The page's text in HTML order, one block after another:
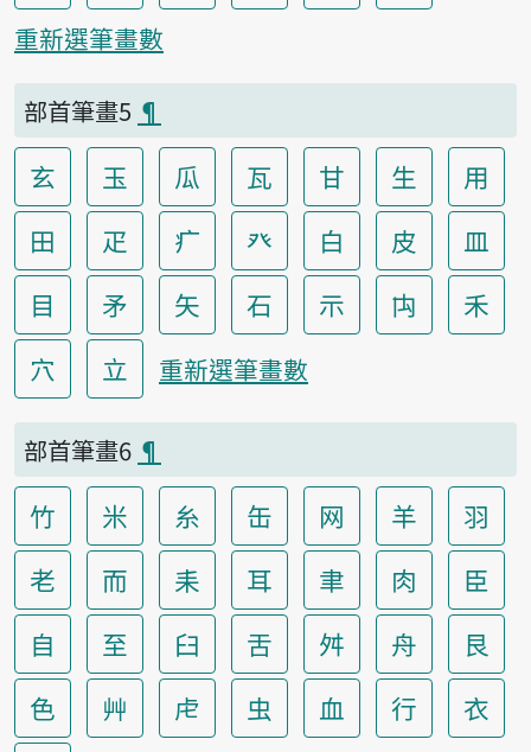
重新選筆畫數
部首筆畫5 ¶
玄 玉 瓜 瓦 甘 生
用
田
疋 疒 癶 白 皮
皿
目
矛 矢 石 示 禸
禾
穴
立 重新選筆畫數
部首筆畫6 ¶
竹 米 糸 缶 网 羊
羽
老
而 耒 耳 聿 肉
臣
自
至 臼 舌 舛 舟
艮
色
艸 虍 虫 血 行
衣